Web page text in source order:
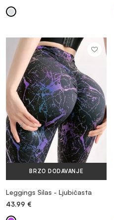
BRZO DODAVANJE
Leggings Silas - Ljubičasta
43.99 €